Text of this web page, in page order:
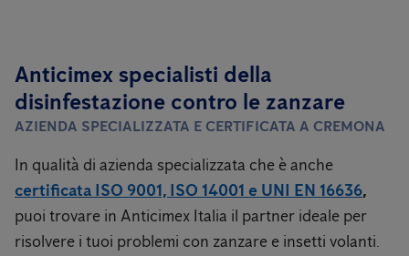
Anticimex specialisti della
disinfestazione contro le zanzare
AZIENDA SPECIALIZZATA E CERTIFICATA A CREMONA
In qualità di azienda specializzata che è anche
certificata ISO 9001, ISO 14001 e UNI EN 16636,
puoi trovare in Anticimex Italia il partner ideale per
risolvere i tuoi problemi con zanzare e insetti volanti.